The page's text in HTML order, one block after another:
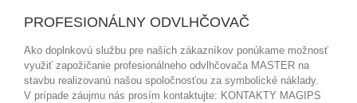
PROFESIONÁLNY ODVLHČOVAČ
Ako doplnkovú službu pre našich zákazníkov ponúkame možnosť
využiť zapožičanie profesionálneho odvlhčovača MASTER na
stavbu realizovanú našou spoločnosťou za symbolické náklady.
V prípade záujmu nás prosím kontaktujte: KONTAKTY MAGIPS